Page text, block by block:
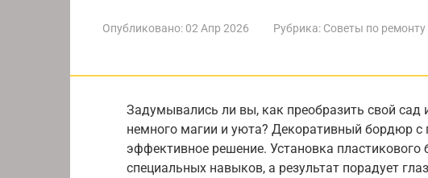
Опубликовано: 02 Апр 2026 Рубрика: Советы по ремонту
Задумывались ли вы, как преобразить свой
немного магии и уюта? Декоративный бордюр с
эффективное решение. Установка
специальных навыков, а результат порадует